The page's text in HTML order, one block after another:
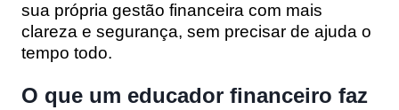
sua própria gestão financeira com mais
clareza e segurança, sem precisar de ajuda o
tempo todo.
O que um educador financeiro faz